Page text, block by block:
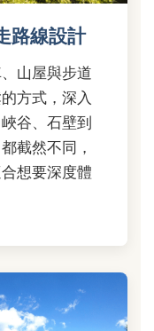
路線設計
山屋與步道
方式，深入
谷、石壁到
截然不同，
想要深度體